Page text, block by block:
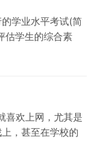
学业水平考试(简
估学生的综合素
喜欢上网，尤其是
，甚至在学校的